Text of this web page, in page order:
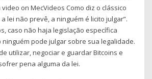
on MecVideos Como diz o clássico
lei não prevê, a ninguém é licito julgar”.
caso não haja legislação específica
ninguém pode julgar sobre sua legalidade.
utilizar, negociar e guardar Bitcoins e
pena alguma da lei.